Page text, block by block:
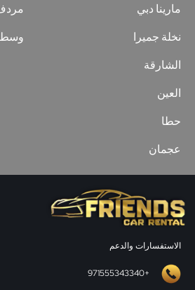
مارينا دبي
نخلة جميرا
وسط
الشارقة
العين
حطا
عجمان
الاستفسارات والدعم
+971555343340